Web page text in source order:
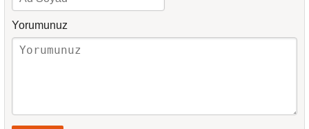
Yorumunuz